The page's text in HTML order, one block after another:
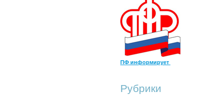
ПФ информирует
Рубрики